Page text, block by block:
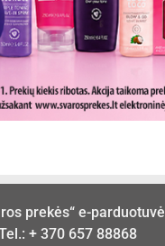
prekės“ e-parduotuvė
+ 370 657 88868